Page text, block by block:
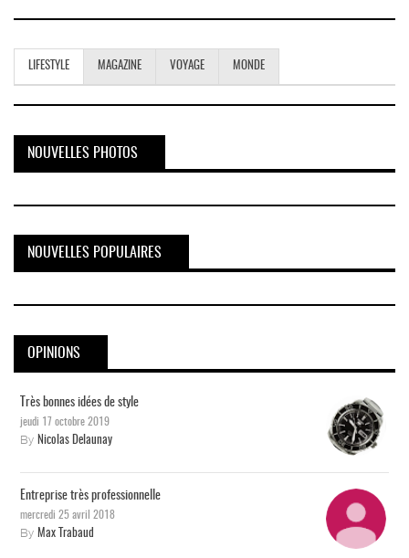
LIFESTYLE MAGAZINE VOYAGE MONDE
NOUVELLES PHOTOS
NOUVELLES POPULAIRES
OPINIONS
Très bonnes idées de style
jeudi 17 octobre 2019
By Nicolas Delaunay
Entreprise très professionnelle
mercredi 25 avril 2018
By Max Trabaud